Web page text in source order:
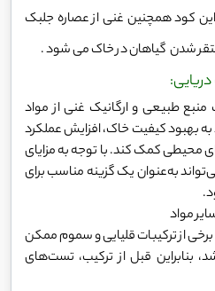
کود همچنین غنی از عصاره جلبک
شدن گیاهان در خاک می شود .
طبیعی و ارگانیک غنی از مواد
بهبود کیفیت خاک، افزایش عملکرد
محیطی کمک کند. با توجه به مزایای
به‌عنوان یک گزینه مناسب برای
مواد
برخی از ترکیبات قلیایی و سموم ممکن
بنابراین قبل از ترکیب، تست‌های